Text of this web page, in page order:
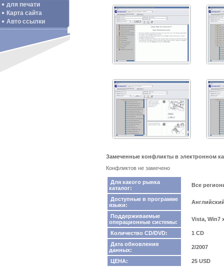
для печати
Карта сайта
Авто ссылки
Замеченные конфликты в электронном
Конфликтов не замечено
Для какого рынка
каталог:
Все
Доступные в программе
языки:
Поддерживаемые
операционные системы:
Vista, Win7
Количество CD/DVD:
1 CD
Дата обновления
данных:
2/2007
ЦЕНА: 25 USD